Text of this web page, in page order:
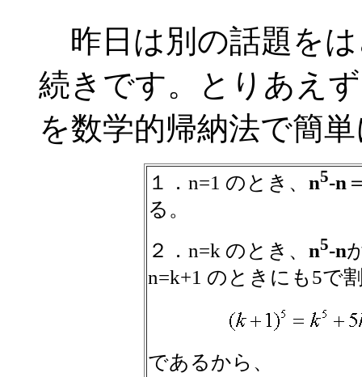
昨日は別の話題を
続きです。とりあえ
を数学的帰納法で簡
１．n=1 のとき、 n5-n
る。
２．n=k のとき、 n5-n
n=k+1 のときにも5で
であるから、